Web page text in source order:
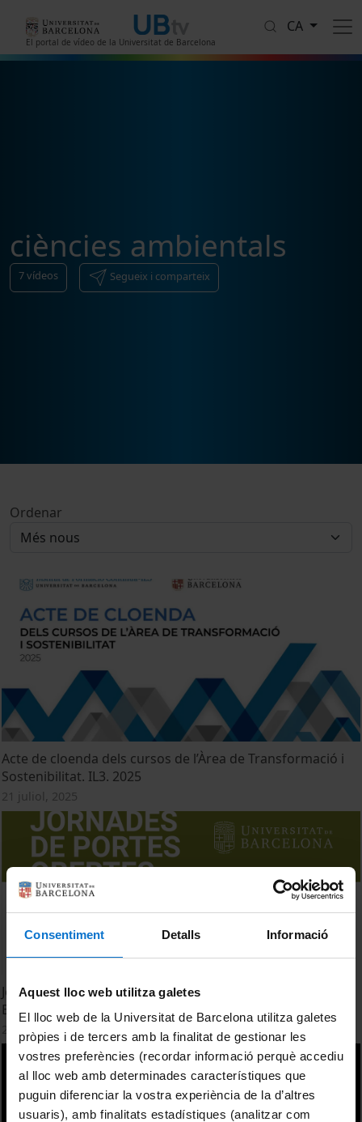
Consentiment Detalls Informació
Aquest lloc web utilitza galetes
El lloc web de la Universitat de Barcelona utilitza galetes
pròpies i de tercers amb la finalitat de gestionar les
vostres preferències (recordar informació perquè accediu
al lloc web amb determinades característiques que
puguin diferenciar la vostra experiència de la d’altres
usuaris), amb finalitats estadístiques (analitzar com
El portal de vídeo de la Universitat de Barcelona
CA
ciències ambientals
7vídeos Segueix i comparteix
Ordenar
Acte de cloenda dels cursos de l’Àrea de Transformació i
Sostenibilitat. IL3. 2025
21 juliol, 2025
Jornades de Portes Obertes 2023 a la UB. Facultat de
Biologia
27 febrer, 2023